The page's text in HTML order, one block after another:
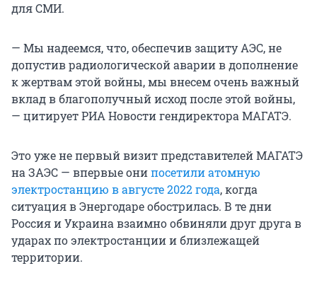
для СМИ.
— Мы надеемся, что, обеспечив защиту АЭС, не
допустив радиологической аварии в дополнение
к жертвам этой войны, мы внесем очень важный
вклад в благополучный исход после этой войны,
— цитирует РИА Новости гендиректора МАГАТЭ.
Это уже не первый визит представителей МАГАТЭ
на ЗАЭС — впервые онипосетили атомную
электростанцию в августе 2022 года, когда
ситуация в Энергодаре обострилась. В те дни
Россия и Украина взаимно обвиняли друг друга в
ударах по электростанции и близлежащей
территории.